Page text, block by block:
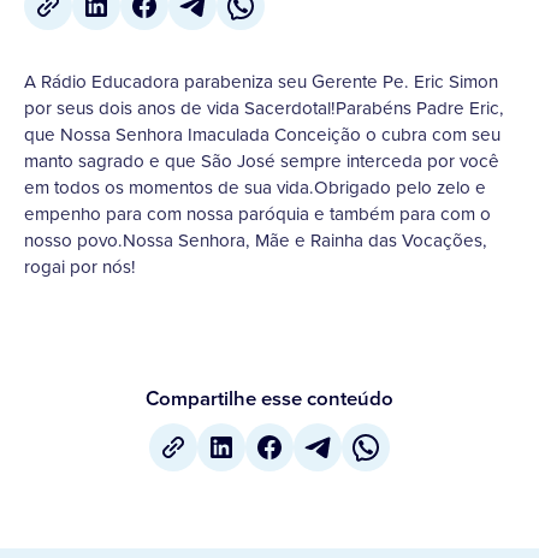
A Rádio Educadora parabeniza seu Gerente Pe. Eric Simon
por seus dois anos de vida Sacerdotal!Parabéns Padre Eric,
que Nossa Senhora Imaculada Conceição o cubra com seu
manto sagrado e que São José sempre interceda por você
em todos os momentos de sua vida.Obrigado pelo zelo e
empenho para com nossa paróquia e também para com o
nosso povo.Nossa Senhora, Mãe e Rainha das Vocações,
rogai por nós!
Compartilhe esse conteúdo